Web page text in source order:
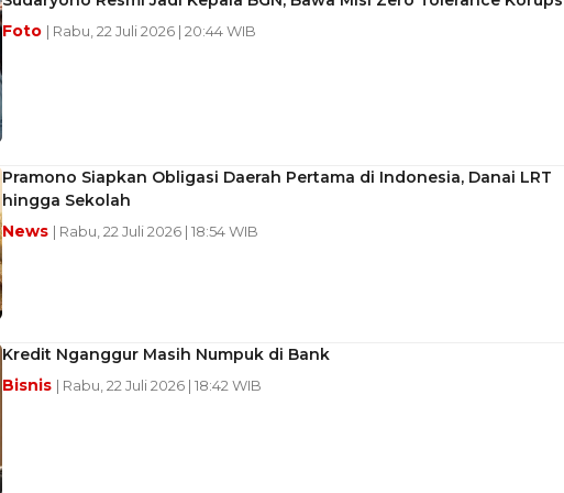
Foto | Rabu, 22 Juli 2026 | 20:44 WIB
Pramono Siapkan Obligasi Daerah Pertama di Indonesia, Danai LRT
hingga Sekolah
News | Rabu, 22 Juli 2026 | 18:54 WIB
Kredit Nganggur Masih Numpuk di Bank
Bisnis | Rabu, 22 Juli 2026 | 18:42 WIB